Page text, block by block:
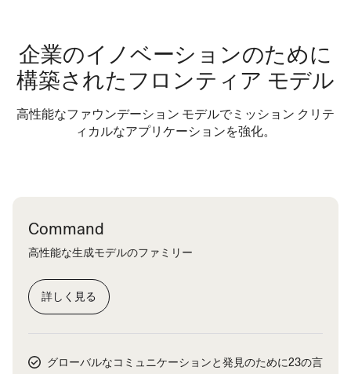
ュール
採用の促進、マイグレーション、ベータ招待のための
プレイブックをトリガー
企業のイノベーションのために
構築されたフロンティア モデル
高性能なファウンデーション モデルでミッション クリテ
ィカルなアプリケーションを強化。
Command
高性能な生成モデルのファミリー
詳しく見る
グローバルなコミュニケーションと発見のために23の言